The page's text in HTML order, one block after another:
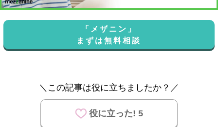
「メザニン」
まずは無料相談
＼この記事は役に立ちましたか？／
役に立った! 5